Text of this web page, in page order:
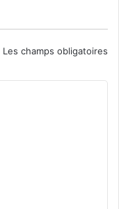
Les champs obligatoires